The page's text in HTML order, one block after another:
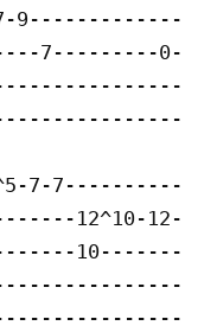
7---------
7-
12^10-